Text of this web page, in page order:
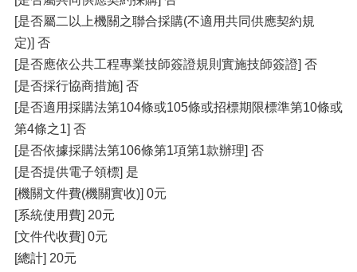
[是否屬二以上機關之聯合採購(不適用共同供應契約規
定)] 否
[是否應依公共工程專業技師簽證規則實施技師簽證] 否
[是否採行協商措施] 否
[是否適用採購法第104條或105條或招標期限標準第10條或
第4條之1] 否
[是否依據採購法第106條第1項第1款辦理] 否
[是否提供電子領標] 是
[機關文件費(機關實收)] 0元
[系統使用費] 20元
[文件代收費] 0元
[總計] 20元